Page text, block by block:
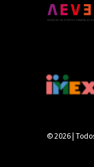
© 2026 |